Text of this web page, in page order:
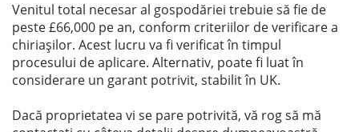
Venitul total necesar al gospodăriei trebuie să fie de
peste £66,000 pe an, conform criteriilor de verificare a
chiriașilor. Acest lucru va fi verificat în timpul
procesului de aplicare. Alternativ, poate fi luat în
considerare un garant potrivit, stabilit în UK.
Dacă proprietatea vi se pare potrivită, vă rog să mă